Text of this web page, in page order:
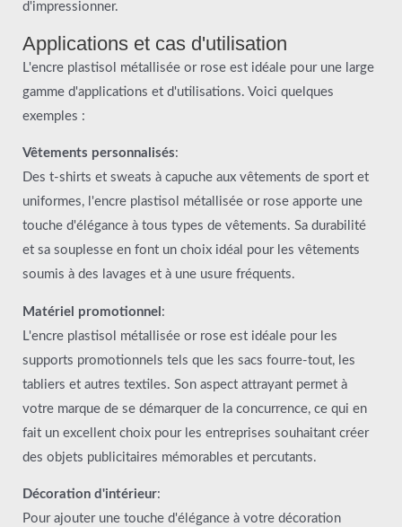
d'impressionner.
Applications et cas d'utilisation
L'encre plastisol métallisée or rose est idéale pour une large
gamme d'applications et d'utilisations. Voici quelques
exemples :
Vêtements personnalisés:
Des t-shirts et sweats à capuche aux vêtements de sport et
uniformes, l'encre plastisol métallisée or rose apporte une
touche d'élégance à tous types de vêtements. Sa durabilité
et sa souplesse en font un choix idéal pour les vêtements
soumis à des lavages et à une usure fréquents.
Matériel promotionnel :
L'encre plastisol métallisée or rose est idéale pour les
supports promotionnels tels que les sacs fourre-tout, les
tabliers et autres textiles. Son aspect attrayant permet à
votre marque de se démarquer de la concurrence, ce qui en
fait un excellent choix pour les entreprises souhaitant créer
des objets publicitaires mémorables et percutants.
Décoration d'intérieur:
Pour ajouter une touche d'élégance à votre décoration